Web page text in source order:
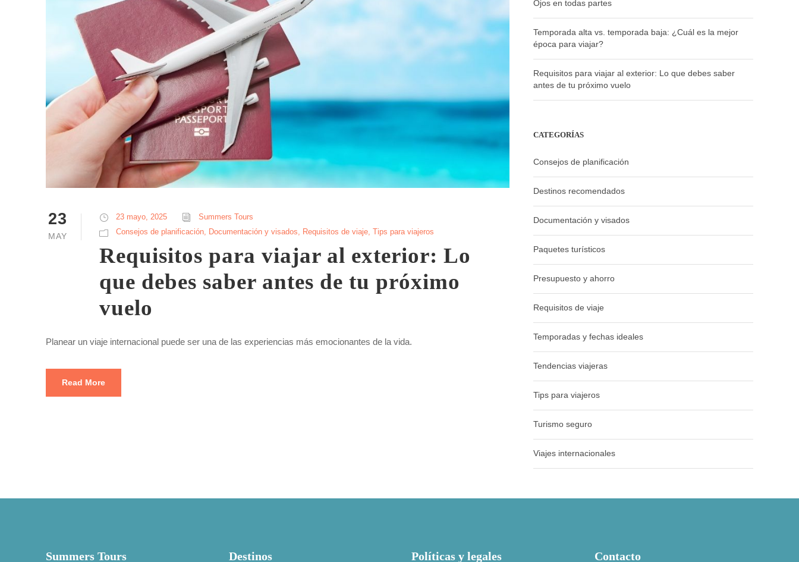
23
MAY
23 mayo, 2025
Summers Tours
Consejos de planificación, Documentación y visados, Requisitos de viaje, Tips para viajeros
Requisitos para viajar al exterior: Lo
que debes saber antes de tu próximo
vuelo
Planear un viaje internacional puede ser una de las experiencias más emocionantes de la vida.
Read More
Ojos en todas partes
Temporada alta vs. temporada baja: ¿Cuál es la mejor
época para viajar?
Requisitos para viajar al exterior: Lo que debes saber
antes de tu próximo vuelo
CATEGORÍAS
Consejos de planificación
Destinos recomendados
Documentación y visados
Paquetes turísticos
Presupuesto y ahorro
Requisitos de viaje
Temporadas y fechas ideales
Tendencias viajeras
Tips para viajeros
Turismo seguro
Viajes internacionales
Summers Tours Destinos Políticas y legales Contacto